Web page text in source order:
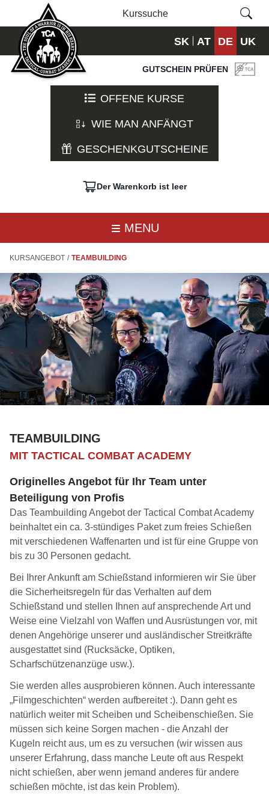
SK AT DE UK
GUTSCHEIN PRÜFEN
OFFENE KURSE
WIE MAN ANFÄNGT
GESCHENKGUTSCHEINE
Der Warenkorb ist leer
MENU
KURSANGEBOT / TEAMBUILDING
TEAMBUILDING
MIT TACTICAL COMBAT ACADEMY
Originelles Angebot für Ihr Team unter
Beteiligung von Profis
Das Teambuilding Angebot der Tactical Combat Academy
beinhaltet ein ca. 3-stündiges Paket zum freies Schießen
mit verschiedenen Waffenarten und ist für eine Gruppe von
bis zu 30 Personen gedacht.
Bei Ihrer Ankunft am Schießstand informieren wir Sie über
die Sicherheitsregeln für das Verhalten auf dem
Schießstand und stellen Ihnen auf ansprechende Art und
Weise eine Vielzahl von Waffen und Ausrüstungen vor, mit
denen Angehörige unserer und ausländischer Streitkräfte
ausgestattet sind (Rucksäcke, Optiken,
Scharfschützenanzüge usw.).
Sie werden alles ausprobieren können. Auch interessante
„Filmgeschichten“ werden aufbereitet :). Dann geht es
natürlich weiter mit Scheiben und Scheibenschießen. Sie
müssen sich keine Sorgen machen - die Anzahl der
Kugeln reicht aus, um es zu versuchen (wir wissen aus
unserer Erfahrung, dass manche Leute oft aus Respekt
nicht schießen, aber wenn jemand anderes für andere
schießen möchte, ist das kein Problem).